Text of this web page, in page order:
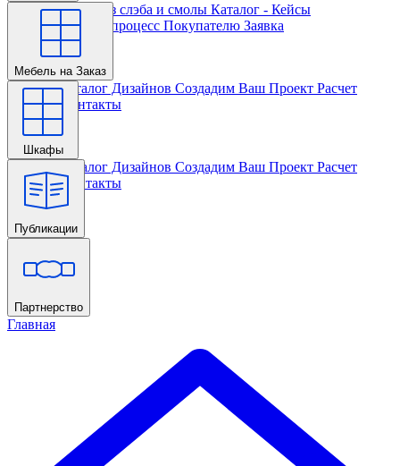
Главная Столы из слэба и смолы Каталог - Кейсы
Кастомизации и процесс Покупателю Заявка
Мебель на Заказ
Главная Каталог Дизайнов Создадим Ваш Проект Расчет
Проекта
Контакты
Шкафы
Главная Каталог Дизайнов Создадим Ваш Проект Расчет
Проекта Контакты
Публикации
Главная
Партнерство
Главная